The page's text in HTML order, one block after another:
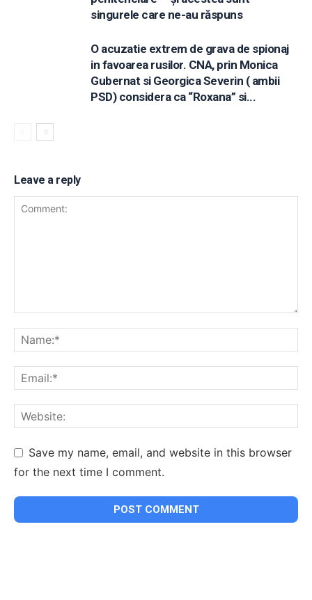
singurele care ne-au răspuns
O acuzatie extrem de grava de spionaj
in favoarea rusilor. CNA, prin Monica
Gubernat si Georgica Severin ( ambii
PSD) considera ca “Roxana” si...
Leave a reply
Save my name, email, and website in this browser
for the next time I comment.